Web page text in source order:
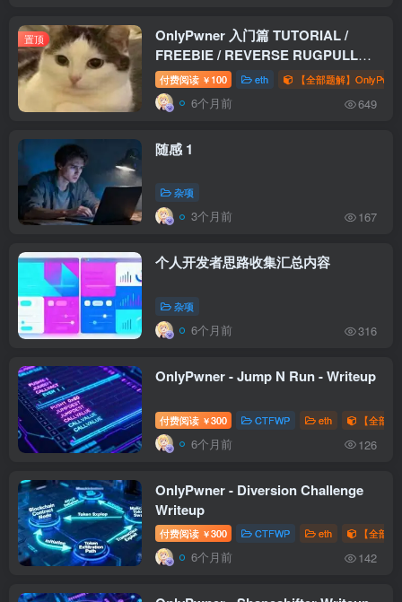
置顶
OnlyPwner 入门篇 TUTORIAL /
FREEBIE / REVERSE RUGPULL
WriteUp
付费阅读 ￥ 100 eth 【全部题解】
6个月前 649
随感 1
杂项
3个月前 167
个人开发者思路收集汇总内容
杂项
6个月前 316
OnlyPwner - Jump N Run - Writeup
付费阅读 ￥300 CTFWP eth 【全部
6个月前 126
OnlyPwner - Diversion Challenge
Writeup
付费阅读 ￥300 CTFWP eth 【全部
6个月前 142